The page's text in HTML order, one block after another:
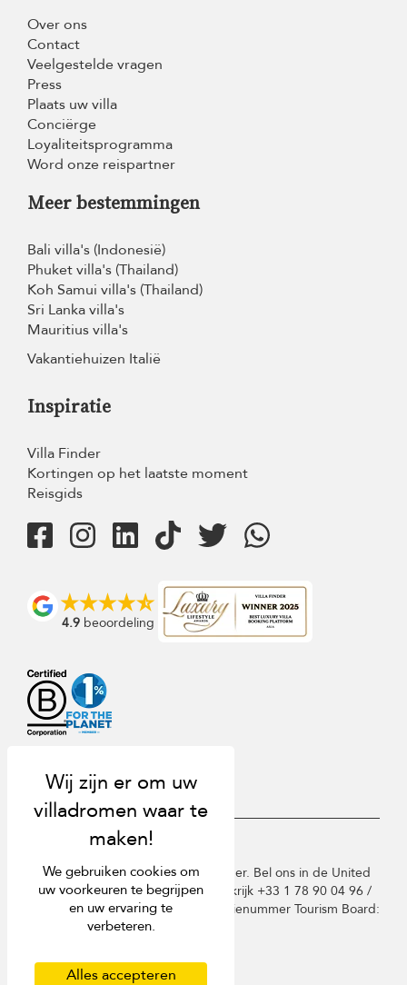
Over ons
Contact
Veelgestelde vragen
Press
Plaats uw villa
Conciërge
Loyaliteitsprogramma
Word onze reispartner
Meer bestemmingen
Bali villa's (Indonesië)
Phuket villa's (Thailand)
Koh Samui villa's (Thailand)
Sri Lanka villa's
Mauritius villa's
Vakantiehuizen Italië
Inspiratie
Villa Finder
Kortingen op het laatste moment
Reisgids
4.9 beoordeling
Copyright © 2026 St Barts Villa Finder. Bel ons in de United
Kingdom +44 2 033 933 883 / Frankrijk +33 1 78 90 04 96 /
Duitsland +49 40 835 09075. Licentienummer Tourism Board:
Privacy beleid
We gebruiken cookies om
uw voorkeuren te begrijpen
en uw ervaring te
verbeteren.
Alles accepteren